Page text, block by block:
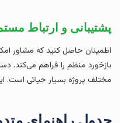
و ارتباط مستمر
حاصل کنید که مشاور امکان
منظم را فراهم می‌کند.
پروژه بسیار حیاتی است. این